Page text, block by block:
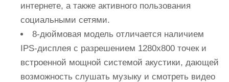
интернете, а также активного пользования
социальными сетями.
8-дюймовая модель отличается наличием
IPS-дисплея с разрешением 1280х800 точек и
встроенной мощной системой акустики, дающей
возможность слушать музыку и смотреть видео